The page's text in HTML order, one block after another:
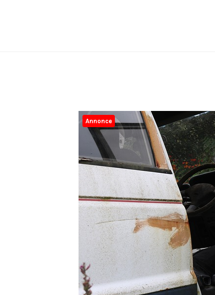
Annonce